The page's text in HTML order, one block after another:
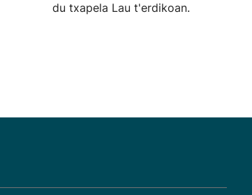
du txapela Lau t'erdikoan.